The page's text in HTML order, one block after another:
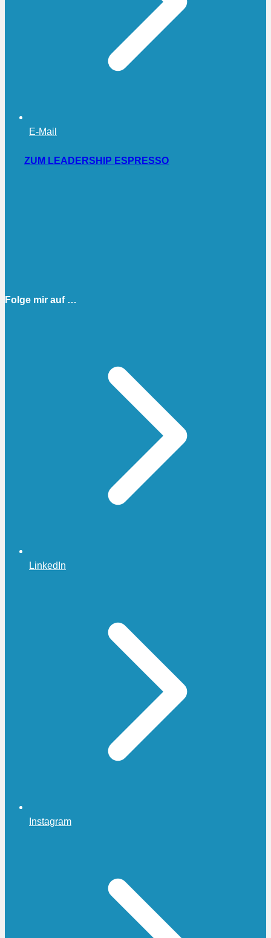
E-Mail
ZUM LEADERSHIP ESPRESSO
Folge mir auf …
LinkedIn
Instagram